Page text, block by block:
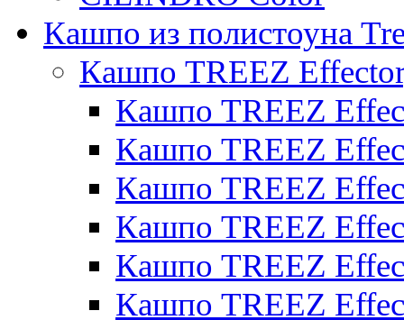
Кашпо из полистоуна
Кашпо TREEZ
Кашпо TREEZ
Кашпо TREEZ
Кашпо TREEZ
Кашпо TREEZ
Кашпо TREEZ
Кашпо TREEZ